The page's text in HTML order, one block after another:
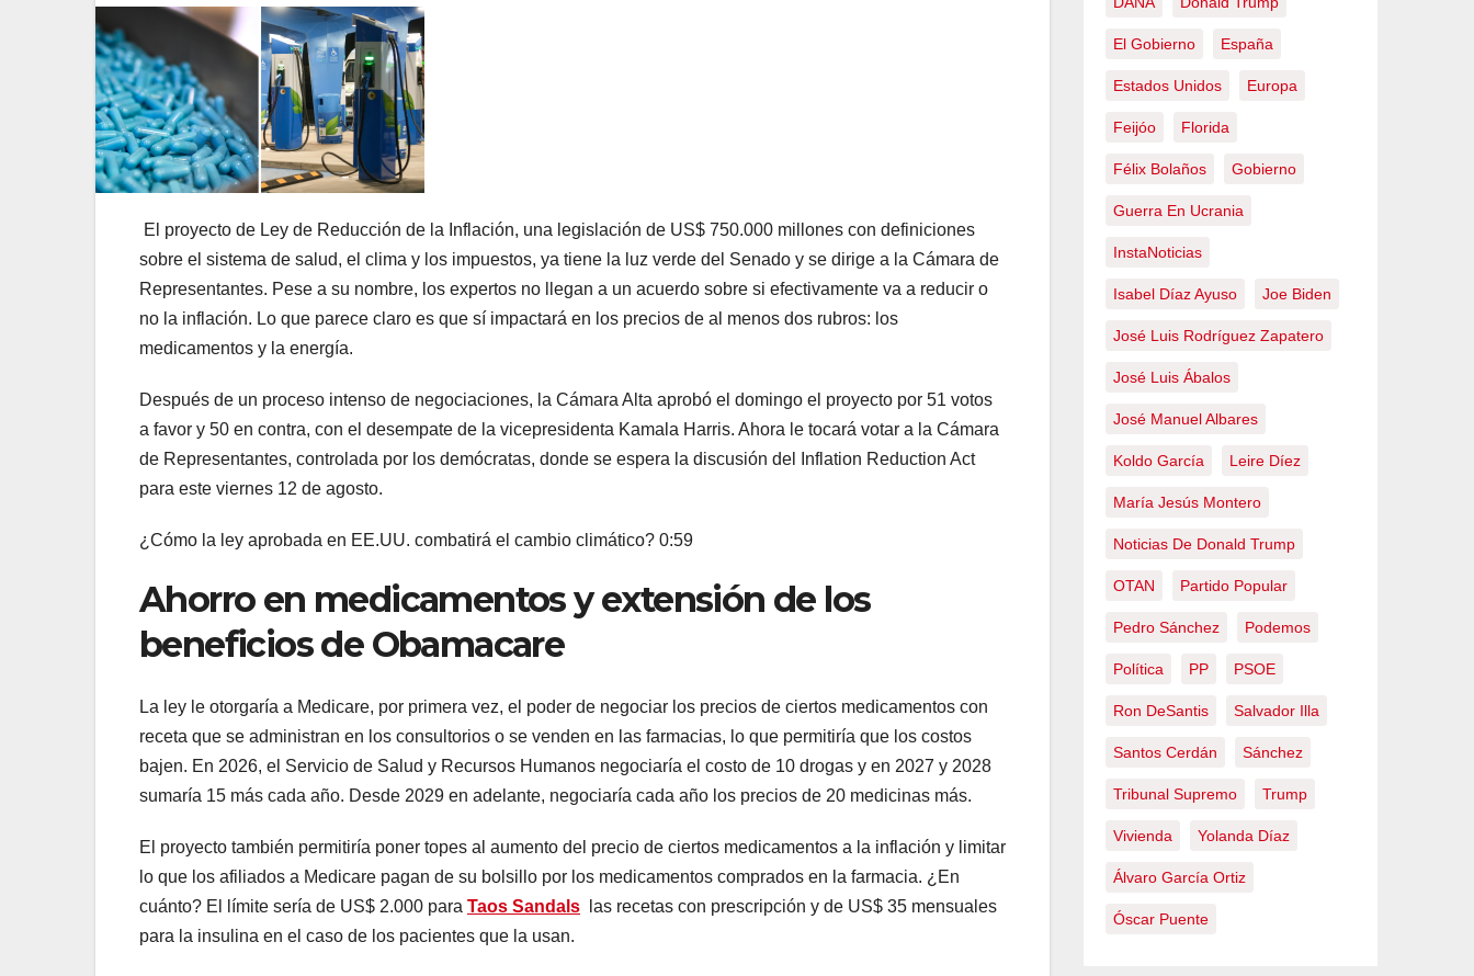
El proyecto de Ley de Reducción de la Inflación, una legislación de US$ 750.000 millones con definiciones
sobre el sistema de salud, el clima y los impuestos, ya tiene la luz verde del Senado y se dirige a la Cámara de
Representantes. Pese a su nombre, los expertos no llegan a un acuerdo sobre si efectivamente va a reducir o
no la inflación. Lo que parece claro es que sí impactará en los precios de al menos dos rubros: los
medicamentos y la energía.
Después de un proceso intenso de negociaciones, la Cámara Alta aprobó el domingo el proyecto por 51 votos
a favor y 50 en contra, con el desempate de la vicepresidenta Kamala Harris. Ahora le tocará votar a la Cámara
de Representantes, controlada por los demócratas, donde se espera la discusión del Inflation Reduction Act
para este viernes 12 de agosto.
¿Cómo la ley aprobada en EE.UU. combatirá el cambio climático? 0:59
Ahorro en medicamentos y extensión de los
beneficios de Obamacare
La ley le otorgaría a Medicare, por primera vez, el poder de negociar los precios de ciertos medicamentos con
receta que se administran en los consultorios o se venden en las farmacias, lo que permitiría que los costos
bajen. En 2026, el Servicio de Salud y Recursos Humanos negociaría el costo de 10 drogas y en 2027 y 2028
sumaría 15 más cada año. Desde 2029 en adelante, negociaría cada año los precios de 20 medicinas más.
El proyecto también permitiría poner topes al aumento del precio de ciertos medicamentos a la inflación y limitar
lo que los afiliados a Medicare pagan de su bolsillo por los medicamentos comprados en la farmacia. ¿En
cuánto? El límite sería de US$ 2.000 para Taos Sandals
las recetas con prescripción y de US$ 35 mensuales
para la insulina en el caso de los pacientes que la usan.
El Gobierno España
Estados Unidos Europa
Feijóo Florida
Félix Bolaños Gobierno
Guerra En Ucrania
InstaNoticias
Isabel Díaz Ayuso Joe Biden
José Luis Rodríguez Zapatero
José Luis Ábalos
José Manuel Albares
Koldo García Leire Díez
María Jesús Montero
Noticias De Donald Trump
OTAN Partido Popular
Pedro Sánchez Podemos
Política PP PSOE
Ron DeSantis Salvador Illa
Santos Cerdán Sánchez
Tribunal Supremo Trump
Vivienda Yolanda Díaz
Álvaro García Ortiz
Óscar Puente